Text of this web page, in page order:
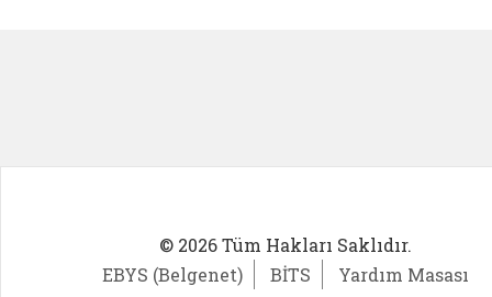
© 2026 Tüm Hakları Saklıdır.
EBYS (Belgenet)
BİTS Yardım Masası